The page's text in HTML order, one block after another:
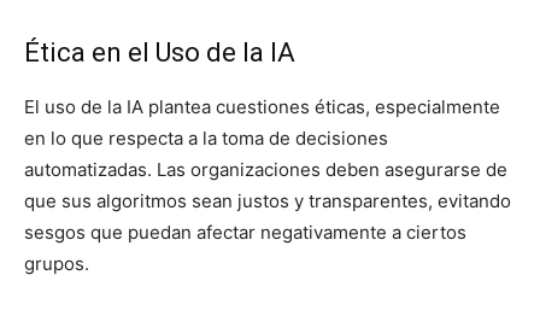
Ética en el Uso de la IA
El uso de la IA plantea cuestiones éticas, especialmente
en lo que respecta a la toma de decisiones
automatizadas. Las organizaciones deben asegurarse de
que sus algoritmos sean justos y transparentes, evitando
sesgos que puedan afectar negativamente a ciertos
grupos.